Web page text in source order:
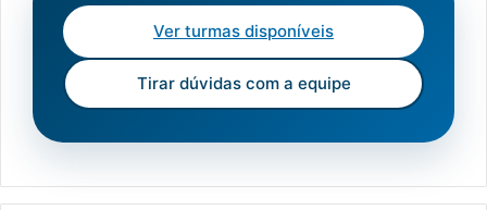
Ver turmas disponíveis
Tirar dúvidas com a equipe